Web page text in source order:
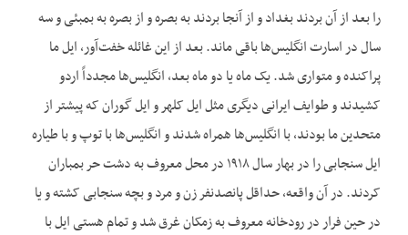
را بعد از آن بردند بغداد و از آنجا بردند به بصره و از بصره به بمبئی و سه
سال در اسارت انگلیس‌‌ها باقی ماند. بعد از این غائله خفت‌‌آور، ایل ما
پراکنده و متواری شد. یک ماه یا دو ماه بعد، انگلیس‌‌ها مجدداً اردو
کشیدند و طوایف ایرانی دیگری مثل ایل کلهر و ایل گوران که پیشتر از
متحدین ما بودند، با انگلیس‌‌ها همراه شدند و انگلیس‌‌ها با توپ و با طیاره
ایل سنجابی را در بهار سال ۱۹۱۸ در محل معروف به دشت حر بمباران
کردند. در آن واقعه، حداقل پانصدنفر زن و مرد و بچه سنجابی کشته و یا
در حین فرار در رودخانه معروف به زمکان غرق شد و تمام هستی ایل با